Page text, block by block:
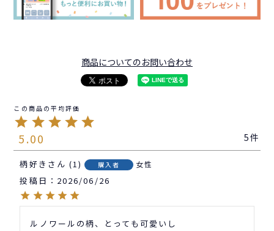
商品についてのお問い合わせ
5.00 5
柄好き 1 購入者 女性
投稿日 2026/06/26
ルノワールの柄、とっても可愛いし